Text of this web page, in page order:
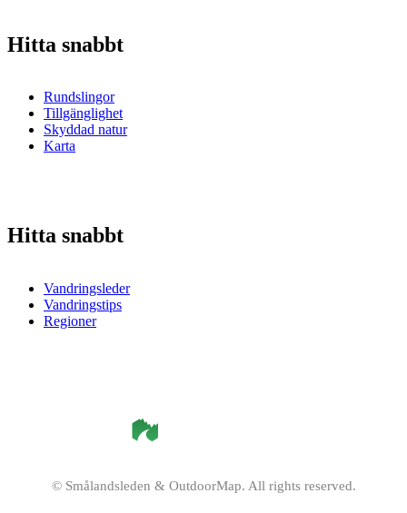
Hitta snabbt
Rundslingor
Tillgänglighet
Skyddad natur
Karta
Hitta snabbt
Vandringsleder
Vandringstips
Regioner
© Smålandsleden & OutdoorMap. All rights reserved.